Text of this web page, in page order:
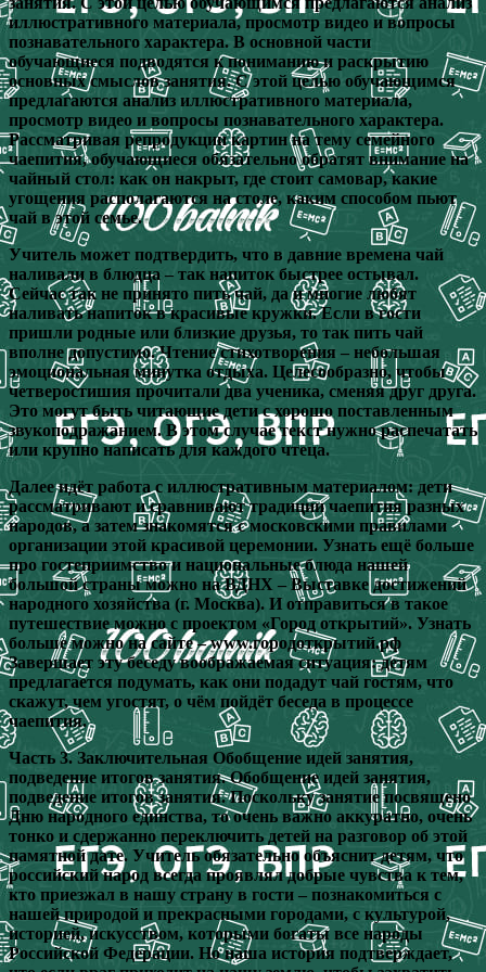
иллюстративного материала, просмотр видео и вопросы
познавательного характера. В основной части
обучающиеся подводятся к пониманию и раскрытию
основных смыслов занятия. С этой целью обучающимся
предлагаются анализ иллюстративного материала,
просмотр видео и вопросы познавательного характера.
Рассматривая репродукции картин на тему семейного
чаепития, обучающиеся обязательно обратят внимание на
чайный стол: как он накрыт, где стоит самовар, какие
угощения располагаются на столе, каким способом пьют
чай в этой семье.
Учитель может подтвердить, что в давние времена чай
наливали в блюдца – так напиток быстрее остывал.
Сейчас так не принято пить чай, да и многие любят
наливать напиток в красивые кружки. Если в гости
пришли родные или близкие друзья, то так пить чай
вполне допустимо. Чтение стихотворения – небольшая
эмоциональная минутка отдыха. Целесообразно, чтобы
четверостишия прочитали два ученика, сменяя друг друга.
Это могут быть читающие дети с хорошо поставленным
звукоподражанием. В этом случае текст нужно распечатать
или крупно написать для каждого чтеца.
Далее идёт работа с иллюстративным материалом: дети
рассматривают и сравнивают традиции чаепития разных
народов, а затем знакомятся с московскими правилами
организации этой красивой церемонии. Узнать ещё больше
про гостеприимство и национальные блюда нашей
большой страны можно на ВДНХ – Выставке достижений
народного хозяйства (г. Москва). И отправиться в такое
путешествие можно с проектом «Город открытий». Узнать
больше можно на сайте – www.городоткрытий.рф
Завершает эту беседу воображаемая ситуация: детям
предлагается подумать, как они подадут чай гостям, что
скажут, чем угостят, о чём пойдёт беседа в процессе
чаепития.
Часть 3. Заключительная Обобщение идей занятия,
подведение итогов занятия. Обобщение идей занятия,
подведение итогов занятия. Поскольку занятие посвящено
Дню народного единства, то очень важно аккуратно, очень
тонко и сдержанно переключить детей на разговор об этой
памятной дате. Учитель обязательно объяснит детям, что
российский народ всегда проявлял добрые чувства к тем,
кто приезжал в нашу страну в гости – познакомиться с
нашей природой и прекрасными городами, с культурой,
историей, искусством, которыми богаты все народы
Российской Федерации. Но наша история подтверждает,